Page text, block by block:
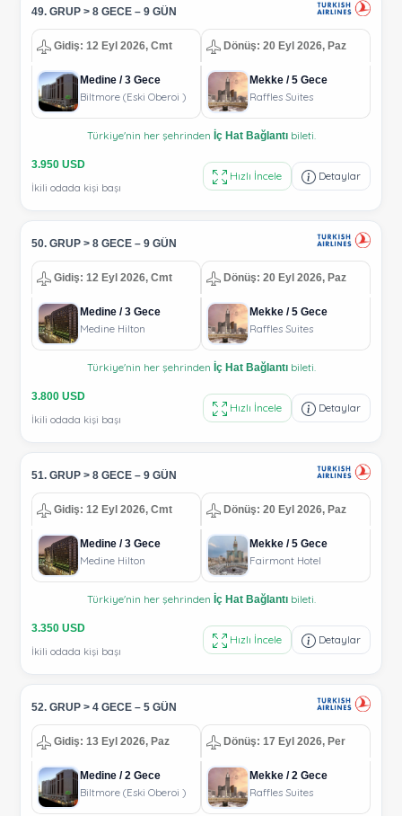
49. GRUP > 8 GECE – 9 GÜN
Gidiş: 12 Eyl 2026, Cmt Dönüş: 20 Eyl 2026, Paz
Medine / 3 Gece
Biltmore (Eski Oberoi )
Mekke / 5 Gece
Raffles Suites
Türkiye'nin her şehrinden İç Hat Bağlantıbileti.
3.950 USD
İkili odada kişi başı
Hızlı İncele Detaylar
50. GRUP > 8 GECE – 9 GÜN
Gidiş: 12 Eyl 2026, Cmt Dönüş: 20 Eyl 2026, Paz
Medine / 3 Gece
Medine Hilton
Mekke / 5 Gece
Raffles Suites
Türkiye'nin her şehrinden İç Hat Bağlantıbileti.
3.800 USD
İkili odada kişi başı
Hızlı İncele Detaylar
51. GRUP > 8 GECE – 9 GÜN
Gidiş: 12 Eyl 2026, Cmt Dönüş: 20 Eyl 2026, Paz
Medine / 3 Gece
Medine Hilton
Mekke / 5 Gece
Fairmont Hotel
Türkiye'nin her şehrinden İç Hat Bağlantıbileti.
3.350 USD
İkili odada kişi başı
Hızlı İncele Detaylar
52. GRUP > 4 GECE – 5 GÜN
Gidiş: 13 Eyl 2026, Paz Dönüş: 17 Eyl 2026, Per
Medine / 2 Gece
Biltmore (Eski Oberoi )
Mekke / 2 Gece
Raffles Suites